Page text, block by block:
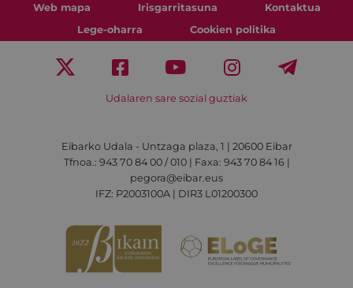
Web mapa Irisgarritasuna
Kontaktua
Lege-oharra
Cookien politika
Udalaren sare sozial guztiak
Eibarko Udala - Untzaga plaza, 1 | 20600 Eibar
Tfnoa.: 943 70 84 00 / 010 | Faxa: 943 70 84 16 |
pegora@eibar.eus
IFZ: P2003100A | DIR3 L01200300